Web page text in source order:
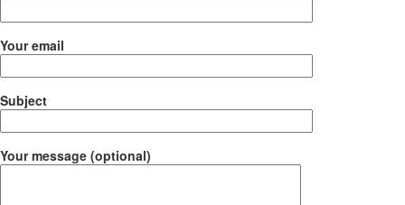
Your email
Subject
Your message (optional)